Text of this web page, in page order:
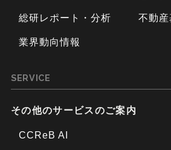
総研レポート・分析
業界動向情報
不動
SERVICE
その他のサービスのご案内
CCReB AI